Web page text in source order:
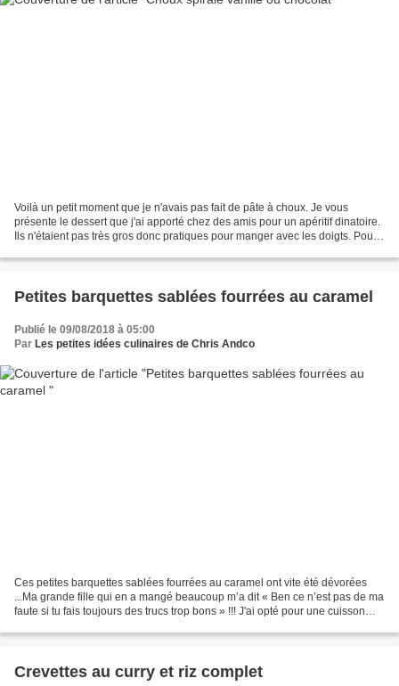
Voilà un petit moment que je n'avais pas fait de pâte à choux. Je vous
présente le dessert que j'ai apporté chez des amis pour un apéritif dinatoire.
Ils n'étaient pas très gros donc pratiques pour manger avec les doigts. Pour
Petites barquettes sablées fourrées au caramel
Publié le 09/08/2018 à 05:00
Par Les petites idées culinaires de Chris Andco
Ces petites barquettes sablées fourrées au caramel ont vite été dévorées
...Ma grande fille qui en a mangé beaucoup m’a dit « Ben ce n’est pas de ma
faute si tu fais toujours des trucs trop bons » !!! J'ai opté pour une cuisson
Crevettes au curry et riz complet